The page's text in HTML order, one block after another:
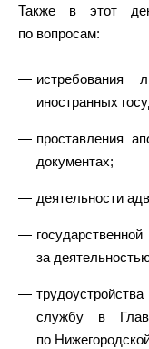
Также в этот
по вопросам:
истребования
иностранных
проставления
документах;
деятельности
за
службу в
по